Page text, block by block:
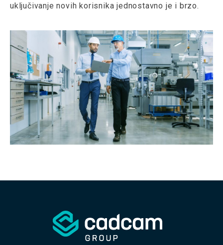
uključivanje novih korisnika jednostavno je i brzo.